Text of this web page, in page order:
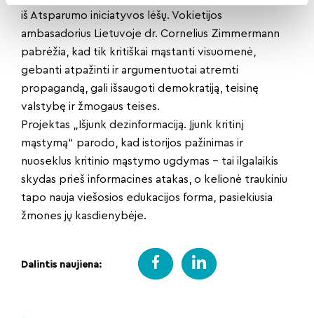
iš Atsparumo iniciatyvos lėšų. Vokietijos
ambasadorius Lietuvoje dr. Cornelius Zimmermann
pabrėžia, kad tik kritiškai mąstanti visuomenė,
gebanti atpažinti ir argumentuotai atremti
propagandą, gali išsaugoti demokratiją, teisinę
valstybę ir žmogaus teises.
Projektas „Išjunk dezinformaciją. Įjunk kritinį
mąstymą“ parodo, kad istorijos pažinimas ir
nuoseklus kritinio mąstymo ugdymas – tai ilgalaikis
skydas prieš informacines atakas, o kelionė traukiniu
tapo nauja viešosios edukacijos forma, pasiekiusia
žmones jų kasdienybėje.
Dalintis naujiena: